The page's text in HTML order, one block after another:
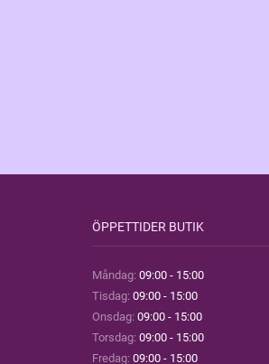
ÖPPETTIDER BUTIK
Måndag: 09:00 - 15:00
Tisdag: 09:00 - 15:00
Onsdag: 09:00 - 15:00
Torsdag: 09:00 - 15:00
Fredag: 09:00 - 15:00